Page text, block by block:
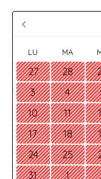
LU MA
27 28
3
4
10
11
17
18
24
25
31
1